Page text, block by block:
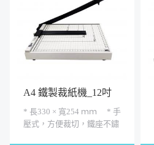
A4 鐵製裁紙機_12吋
x10吋
* 長330 × 寬254 ｍｍ * 手
壓式，方便裁切，鐵座不鏽